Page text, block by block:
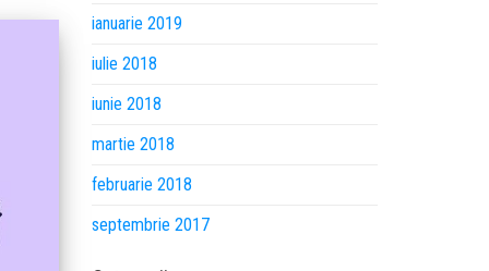
ianuarie 2019
iulie 2018
iunie 2018
martie 2018
februarie 2018
septembrie 2017